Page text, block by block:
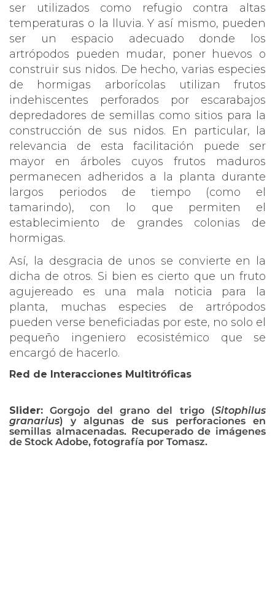
ser utilizados como refugio contra altas
temperaturas o la lluvia. Y así mismo, pueden
ser un espacio adecuado donde los
artrópodos pueden mudar, poner huevos o
construir sus nidos. De hecho, varias especies
de hormigas arborícolas utilizan frutos
indehiscentes perforados por escarabajos
depredadores de semillas como sitios para la
construcción de sus nidos. En particular, la
relevancia de esta facilitación puede ser
mayor en árboles cuyos frutos maduros
permanecen adheridos a la planta durante
largos periodos de tiempo (como el
tamarindo), con lo que permiten el
establecimiento de grandes colonias de
hormigas.
Así, la desgracia de unos se convierte en la
dicha de otros. Si bien es cierto que un fruto
agujereado es una mala noticia para la
planta, muchas especies de artrópodos
pueden verse beneficiadas por este, no solo el
pequeño ingeniero ecosistémico que se
encargó de hacerlo.
Red de Interacciones Multitróficas
Slider: Gorgojo del grano del trigo (Sitophilus
granarius) y algunas de sus perforaciones en
semillas almacenadas. Recuperado de imágenes
de Stock Adobe, fotografía por Tomasz.